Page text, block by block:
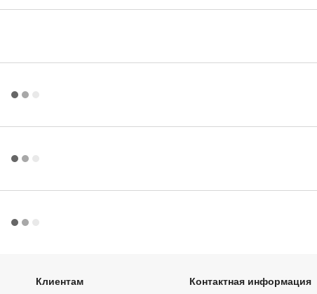
Клиентам Контактная информация